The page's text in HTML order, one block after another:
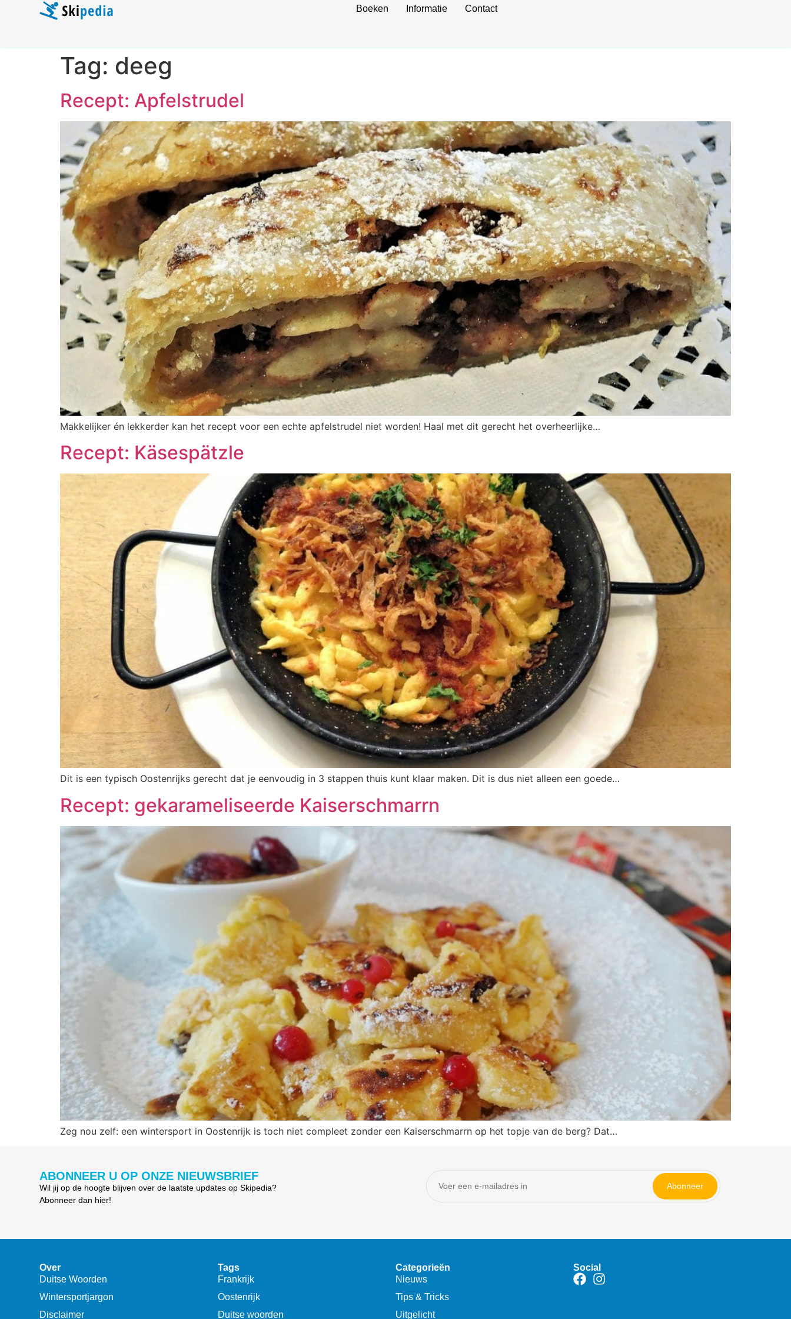
Boeken Informatie Contact
Tag: deeg
Recept: Apfelstrudel
Makkelijker én lekkerder kan het recept voor een echte apfelstrudel niet worden! Haal met dit gerecht het overheerlijke…
Recept: Käsespätzle
Dit is een typisch Oostenrijks gerecht dat je eenvoudig in 3 stappen thuis kunt klaar maken. Dit is dus niet alleen een goede…
Recept: gekarameliseerde Kaiserschmarrn
Zeg nou zelf: een wintersport in Oostenrijk is toch niet compleet zonder een Kaiserschmarrn op het topje van de berg? Dat…
ABONNEER U OP ONZE NIEUWSBRIEF
Wil jij op de hoogte blijven over de laatste updates op Skipedia?
Abonneer dan hier!
Abonneer
Over
Duitse Woorden
Wintersportjargon
Disclaimer
Tags
Frankrijk
Oostenrijk
Duitse woorden
Categorieën
Nieuws
Tips & Tricks
Uitgelicht
Social